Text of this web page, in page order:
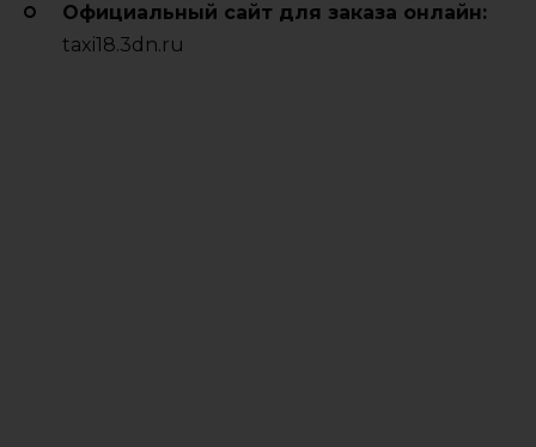
Официальный сайт для заказа онлайн:
taxi18.3dn.ru